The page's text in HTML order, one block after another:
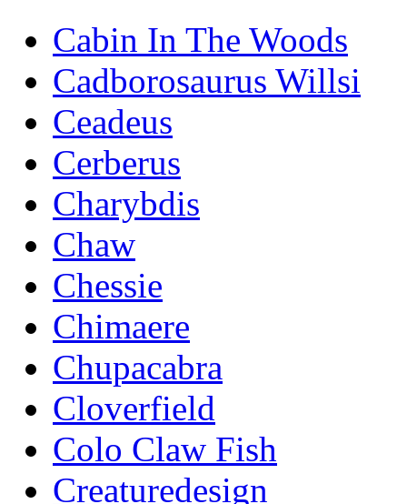
Cabin In The Woods
Cadborosaurus Willsi
Ceadeus
Cerberus
Charybdis
Chaw
Chessie
Chimaere
Chupacabra
Cloverfield
Colo Claw Fish
Creaturedesign